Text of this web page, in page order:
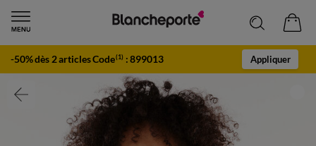
-50% dès 2 articles Code(1) :899013 Appliquer